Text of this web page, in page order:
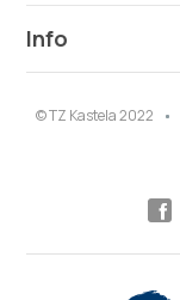
Info
© TZ Kastela 2022